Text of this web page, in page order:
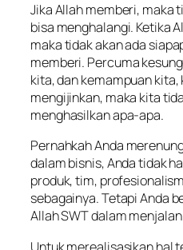
Jika Allah memberi, maka
bisa menghalangi. Ketika
maka tidak akan ada
memberi. Percuma
kita, dan kemampuan
mengijinkan, maka kita
menghasilkan apa-apa.
Pernahkah Anda
dalam bisnis, Anda tidak
produk, tim,
sebagainya. Tetapi Anda
Allah SWT dalam
Untuk merealisasikan hal